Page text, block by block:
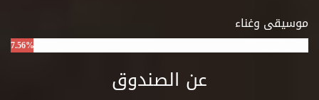
موسيقى وغناء
7.56%
عن الصندوق